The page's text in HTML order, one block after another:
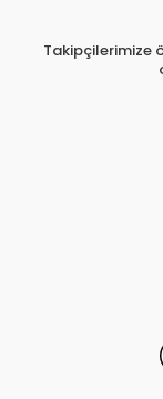
Takipçilerimize